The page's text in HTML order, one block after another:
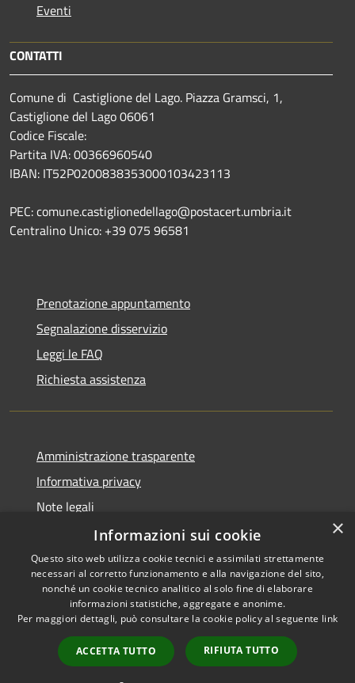
Eventi
CONTATTI
Comune di Castiglione del Lago. Piazza Gramsci, 1,
Castiglione del Lago 06061
Codice Fiscale:
Partita IVA: 00366960540
IBAN: IT52P0200838353000103423113
PEC: comune.castiglionedellago@postacert.umbria.it
Centralino Unico: +39 075 96581
Prenotazione appuntamento
Segnalazione disservizio
Leggi le FAQ
Richiesta assistenza
Amministrazione trasparente
Informativa privacy
Note legali
Dichiarazione di accessibilità
RSS
Accessibilità
Copyright © 2026 • Comune di
byMunicipium
Accesso
redazione
×
Informazioni sui cookie
Questo sito web utilizza cookie tecnici e assimilati strettamente
necessari al corretto funzionamento e alla navigazione del sito,
nonché un cookie tecnico analitico al solo fine di elaborare
informazioni statistiche, aggregate e anonime.
Per maggiori dettagli, può consultare la cookie policy al seguente link
ACCETTA TUTTO RIFIUTA TUTTO